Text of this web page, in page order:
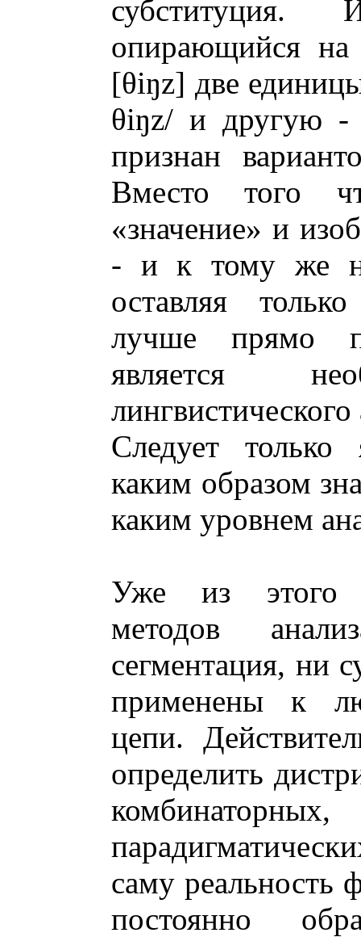
опирающийся
[θiŋz] две
θiŋz/ и другую -
признан
Вместо того
«значение» и
- и к тому же
оставляя
лучше прямо
является
лингвистического
Следует только
каким образом
каким уровнем
Уже из этого
методов
сегментация, ни
применены к
цепи.
определить
саму
постоянно